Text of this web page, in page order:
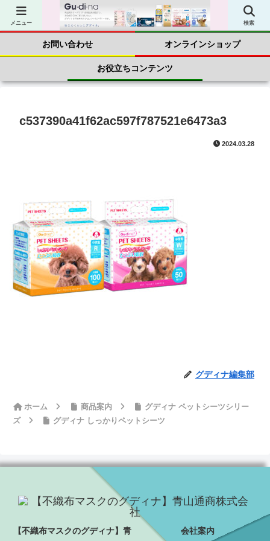
商品案内 会社案内
お問い合わせ オンラインショップ
お役立ちコンテンツ
c537390a41f62ac597f787521e6473a3
2024.03.28
グディナ編集部
ホーム 商品案内
グディナ ペットシーツシリー
ズ
グディナ しっかりペットシーツ
【不織布マスクのグディナ】青 会社案内
メニュー 検索